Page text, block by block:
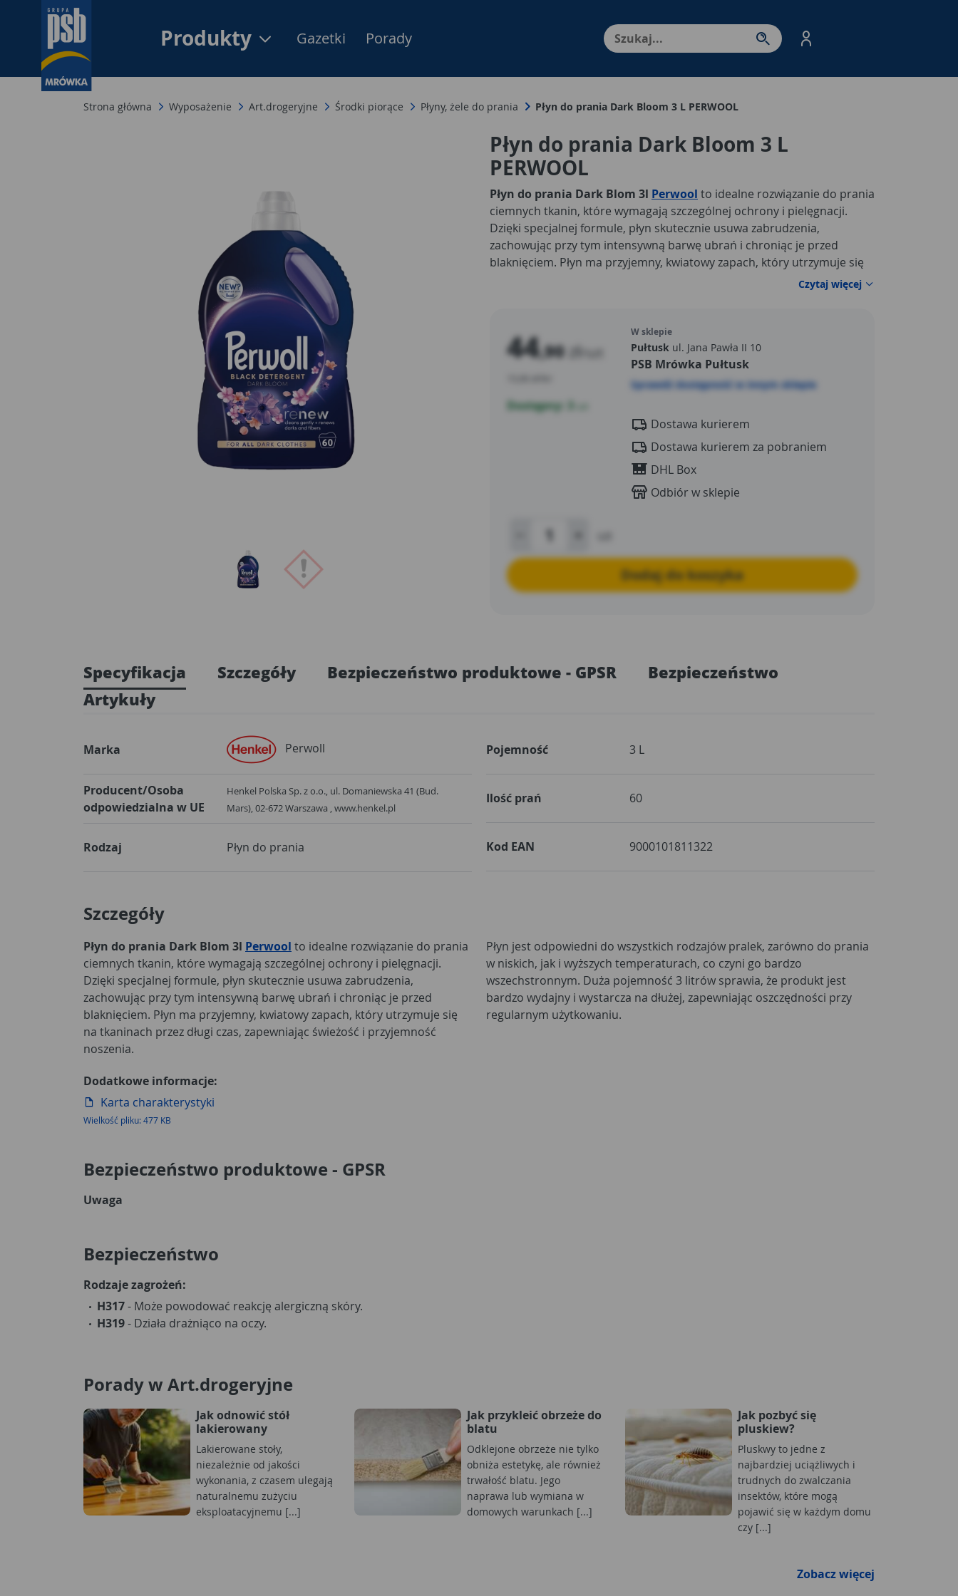
Produkty Menu Produktów, nawigacja: Enter - przejdź do strony produktów. Spacja – otwórz/
Gazetki Porady
Strona główna Wyposażenie Art.drogeryjne Środki piorące Płyny, żele do prania Płyn do prania Dark Bloom 3 L PERWOOL
Płyn do prania Dark Bloom 3 L
PERWOOL
Płyn do prania Dark Blom 3l Perwool to idealne rozwiązanie do prania
ciemnych tkanin, które wymagają szczególnej ochrony i pielęgnacji.
Dzięki specjalnej formule, płyn skutecznie usuwa zabrudzenia,
zachowując przy tym intensywną barwę ubrań i chroniąc je przed
blaknięciem. Płyn ma przyjemny, kwiatowy zapach, który utrzymuje się
na tkaninach przez długi czas, zapewniając świeżość i przyjemność
Czytaj więcej
44,90 zł /szt
Dostępny: 3
W sklepie
Pułtusk ul. Jana Pawła II 10
PSB Mrówka Pułtusk
Sprawdź dostępność w innym sklepie
Dostawa kurierem
Dostawa kurierem za pobraniem
DHL Box
Odbiór w sklepie
Dodaj do koszyka
Specyfikacja Szczegóły Bezpieczeństwo produktowe - GPSR
Bezpieczeństwo
Artykuły
Marka Perwoll
Producent/Osoba
odpowiedzialna w UE
Henkel Polska Sp. z o.o., ul. Domaniewska 41 (Bud.
Mars), 02-672 Warszawa , www.henkel.pl
Rodzaj Płyn do prania
Pojemność 3 L
Ilość prań 60
Kod EAN 9000101811322
Szczegóły
Płyn do prania Dark Blom 3l Perwool to idealne rozwiązanie do prania
ciemnych tkanin, które wymagają szczególnej ochrony i pielęgnacji.
Dzięki specjalnej formule, płyn skutecznie usuwa zabrudzenia,
zachowując przy tym intensywną barwę ubrań i chroniąc je przed
blaknięciem. Płyn ma przyjemny, kwiatowy zapach, który utrzymuje się
na tkaninach przez długi czas, zapewniając świeżość i przyjemność
noszenia.
Płyn jest odpowiedni do wszystkich rodzajów pralek, zarówno do prania
w niskich, jak i wyższych temperaturach, co czyni go bardzo
wszechstronnym. Duża pojemność 3 litrów sprawia, że produkt jest
bardzo wydajny i wystarcza na dłużej, zapewniając oszczędności przy
regularnym użytkowaniu.
Dodatkowe informacje:
Karta charakterystyki
Wielkość pliku: 477 KB
Bezpieczeństwo produktowe - GPSR
Uwaga
Bezpieczeństwo
Rodzaje zagrożeń:
H317- Może powodować reakcję alergiczną skóry.
H319- Działa drażniąco na oczy.
Porady w Art.drogeryjne
Jak odnowić stół
lakierowany
Lakierowane stoły,
niezależnie od jakości
wykonania, z czasem ulegają
naturalnemu zużyciu
eksploatacyjnemu [...]
Jak przykleić obrzeże do
blatu
Odklejone obrzeże nie tylko
obniża estetykę, ale również
trwałość blatu. Jego
naprawa lub wymiana w
domowych warunkach [...]
Jak pozbyć się
pluskiew?
Pluskwy to jedne z
najbardziej uciążliwych i
trudnych do zwalczania
insektów, które mogą
pojawić się w każdym domu
czy [...]
Zobacz więcej